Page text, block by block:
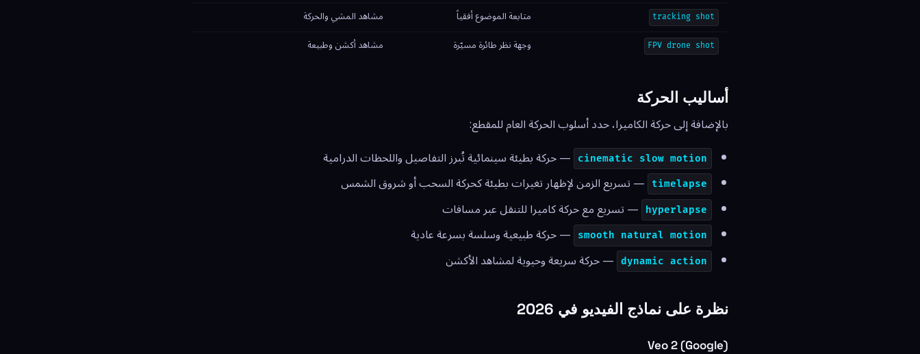
tracking shot متابعة الموضوع أفقياً مشاهد المشي والحركة
FPV drone shot وجهة نظر طائرة مسيّرة مشاهد أكشن وطبيعة
أساليب الحركة
بالإضافة إلى حركة الكاميرا، حدد أسلوب الحركة العام للمقطع:
cinematic slow motion — حركة بطيئة سينمائية تُبرز التفاصيل واللحظات الدرامية
timelapse — تسريع الزمن لإظهار تغيرات بطيئة كحركة السحب أو شروق الشمس
hyperlapse — تسريع مع حركة كاميرا للتنقل عبر مسافات
smooth natural motion — حركة طبيعية وسلسة بسرعة عادية
dynamic action — حركة سريعة وحيوية لمشاهد الأكشن
نظرة على نماذج الفيديو في 2026
Veo 2 (Google)